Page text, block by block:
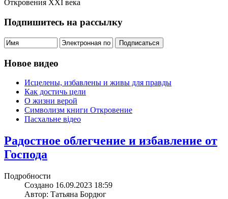
Откровения ХХІ века
Подпишитесь на рассылку
Новое видео
Исцелены, избавлены и живы для правды
Как достичь цели
О жизни верой
Символизм книги Откровение
Пасхальне відео
Радостное облегчение и избавление от
Господа
Подробности
Создано 16.09.2023 18:59
Автор: Татьяна Бордюг